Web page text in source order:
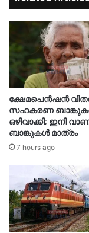
ക്ഷേമപെൻഷൻ
സഹകരണ
ഒഴിവാക്കി; ഇനി
ബാങ്കുകൾ മാത്രം
7 hours ago